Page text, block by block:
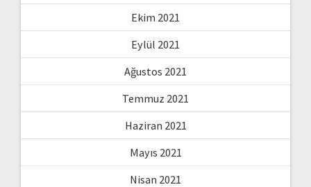
Ekim 2021
Eylül 2021
Ağustos 2021
Temmuz 2021
Haziran 2021
Mayıs 2021
Nisan 2021